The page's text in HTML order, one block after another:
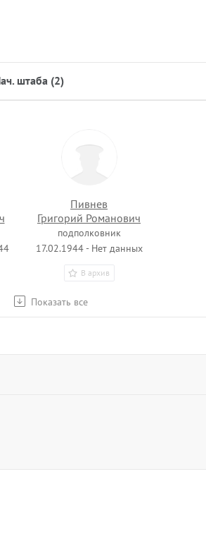
нач. штаба (2)
Показать все
Пивнев
Григорий Романович
подполковник
17.02.1944 - Нет данных
В архив